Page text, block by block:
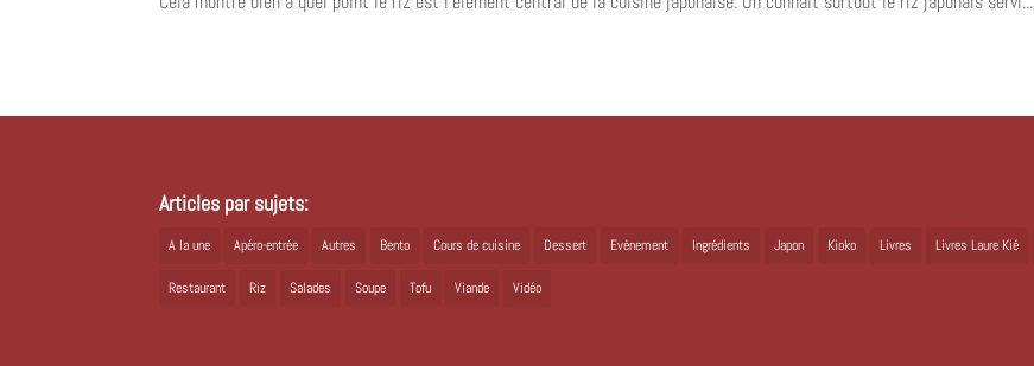
Articles par sujets:
A la une Apéro-entrée Autres Bento Cours de cuisine Dessert Evènement Ingrédients Japon Kioko Livres Livres Laure Kié
Restaurant Riz Salades Soupe Tofu Viande Vidéo